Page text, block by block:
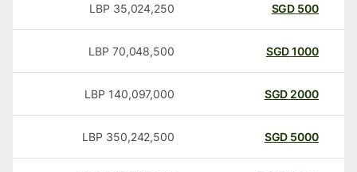
500
SGD
35,024,250
LBP
1000
SGD
70,048,500
LBP
2000
SGD
140,097,000
LBP
5000
SGD
350,242,500
LBP